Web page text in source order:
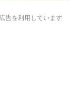
告を利用しています